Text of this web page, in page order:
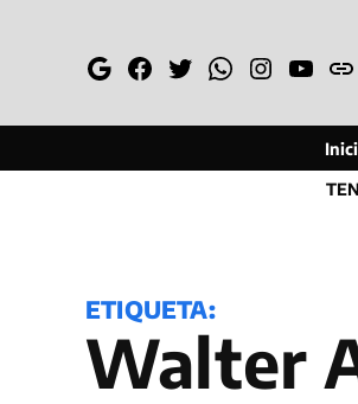
GoogleFacebook
TwitterWhatsapp
Instagram
ETIQUETA: